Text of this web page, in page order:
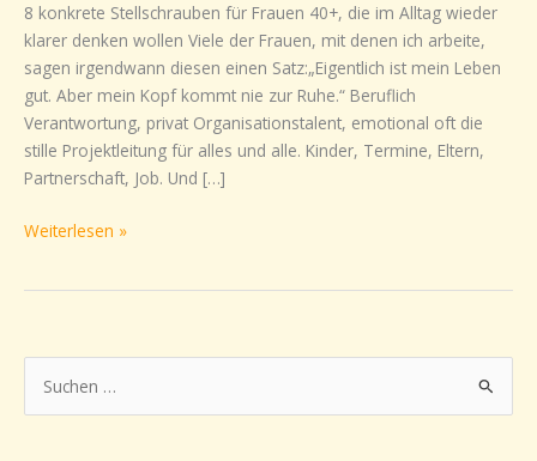
8 konkrete Stellschrauben für Frauen 40+, die im Alltag wieder
klarer denken wollen Viele der Frauen, mit denen ich arbeite,
sagen irgendwann diesen einen Satz:„Eigentlich ist mein Leben
gut. Aber mein Kopf kommt nie zur Ruhe.“ Beruflich
Verantwortung, privat Organisationstalent, emotional oft die
stille Projektleitung für alles und alle. Kinder, Termine, Eltern,
Partnerschaft, Job. Und […]
Erschöpfungstreiber.
Weiterlesen »
u